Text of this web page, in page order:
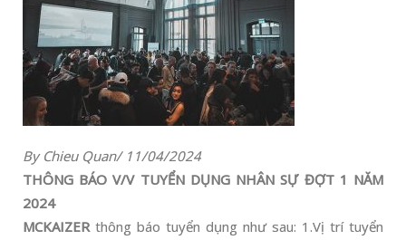
By Chieu Quan/ 11/04/2024
THÔNG BÁO V/V TUYỂN DỤNG NHÂN SỰ ĐỢT 1 NĂM
2024
MCKAIZERthông báo tuyển dụng như sau: 1.Vị trí tuyển